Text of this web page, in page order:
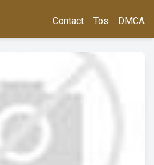
Contact Tos DMCA